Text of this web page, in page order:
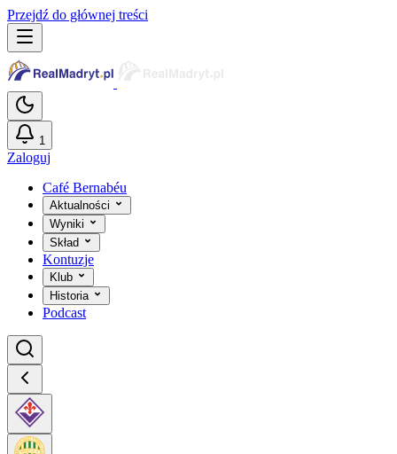
Przejdź do głównej treści
1
Zaloguj
Café Bernabéu
Aktualności
Wyniki
Skład
Kontuzje
Klub
Historia
Podcast